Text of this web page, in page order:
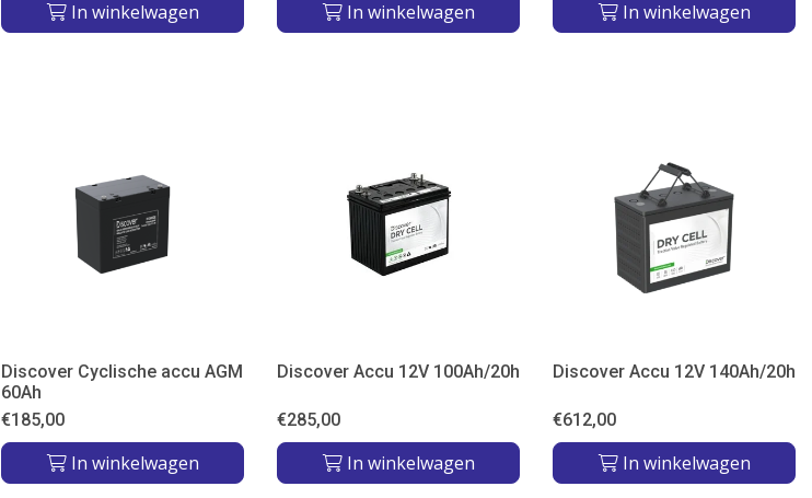
In winkelwagen In winkelwagen In winkelwagen
Discover Cyclische accu AGM
60Ah
€185,00
In winkelwagen
Discover Accu 12V 100Ah/20h
€285,00
In winkelwagen
Discover Accu 12V 140Ah/20h
€612,00
In winkelwagen